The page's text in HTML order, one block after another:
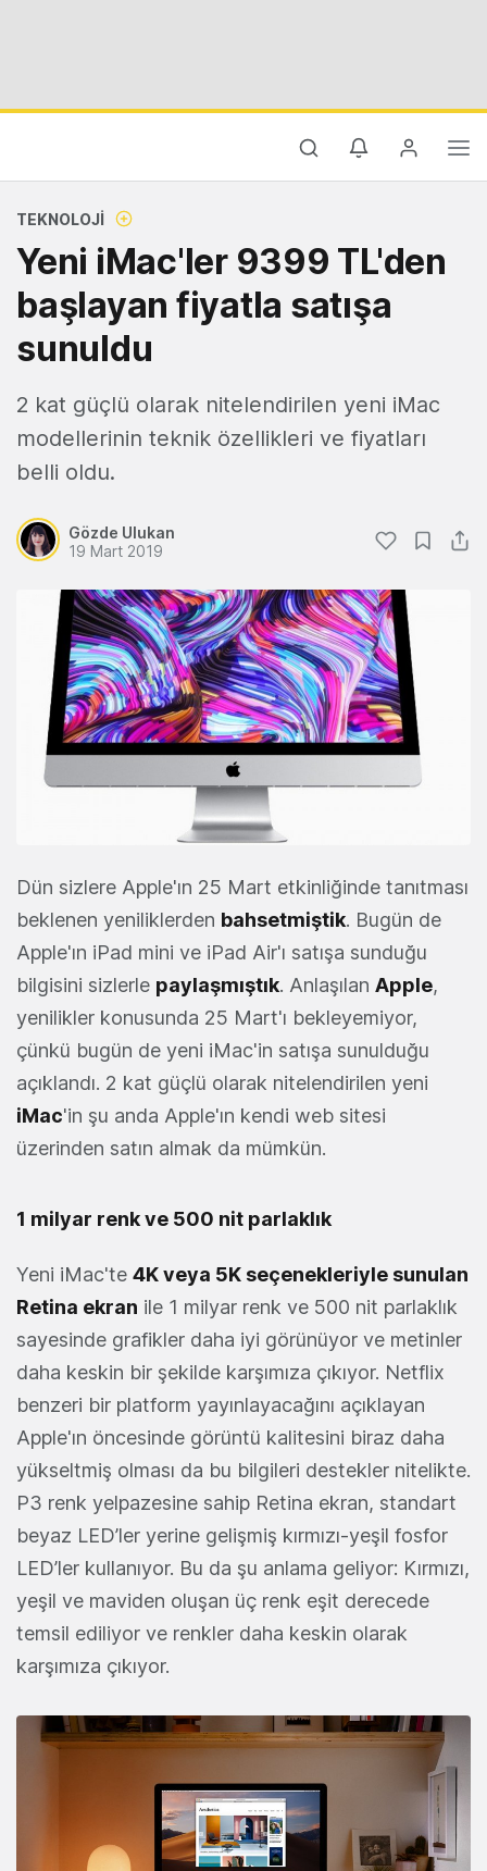
TEKNOLOJI
Yeni iMac'ler 9399 TL'den
başlayan fiyatla satışa
sunuldu
2 kat güçlü olarak nitelendirilen yeni iMac
modellerinin teknik özellikleri ve fiyatları
belli oldu.
Gözde Ulukan
19 Mart 2019
Dün sizlere Apple'ın 25 Mart etkinliğinde tanıtması
beklenen yeniliklerden bahsetmiştik. Bugün de
Apple'ın iPad mini ve iPad Air'ı satışa sunduğu
bilgisini sizlerle paylaşmıştık. Anlaşılan Apple,
yenilikler konusunda 25 Mart'ı bekleyemiyor,
çünkü bugün de yeni iMac'in satışa sunulduğu
açıklandı. 2 kat güçlü olarak nitelendirilen yeni
iMac'in şu anda Apple'ın kendi web sitesi
üzerinden satın almak da mümkün.
1 milyar renk ve 500 nit parlaklık
Yeni iMac'te 4K veya 5K seçenekleriyle sunulan
Retina ekran ile 1 milyar renk ve 500 nit parlaklık
sayesinde grafikler daha iyi görünüyor ve metinler
daha keskin bir şekilde karşımıza çıkıyor. Netflix
benzeri bir platform yayınlayacağını açıklayan
Apple'ın öncesinde görüntü kalitesini biraz daha
yükseltmiş olması da bu bilgileri destekler nitelikte.
P3 renk yelpazesine sahip Retina ekran, standart
beyaz LED’ler yerine gelişmiş kırmızı‑yeşil fosfor
LED’ler kullanıyor. Bu da şu anlama geliyor: Kırmızı,
yeşil ve maviden oluşan üç renk eşit derecede
temsil ediliyor ve renkler daha keskin olarak
karşımıza çıkıyor.